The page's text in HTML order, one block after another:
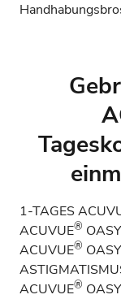
1-TAGES
ACUVUE®
ACUVUE®
ACUVUE®